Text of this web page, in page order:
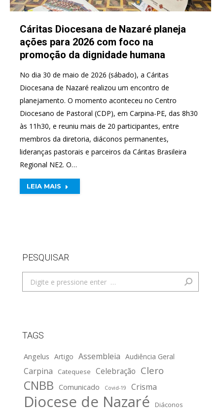
Cáritas Diocesana de Nazaré planeja
ações para 2026 com foco na
promoção da dignidade humana
No dia 30 de maio de 2026 (sábado), a Cáritas
Diocesana de Nazaré realizou um encontro de
planejamento. O momento aconteceu no Centro
Diocesano de Pastoral (CDP), em Carpina-PE, das 8h30
às 11h30, e reuniu mais de 20 participantes, entre
membros da diretoria, diáconos permanentes,
lideranças pastorais e parceiros da Cáritas Brasileira
Regional NE2. O…
LEIA MAIS
PESQUISAR
Search:
TAGS
Angelus Artigo Assembleia Audiência Geral
Carpina Catequese Celebração Clero
CNBB Comunicado Covid-19 Crisma
Diocese de Nazaré
Diáconos